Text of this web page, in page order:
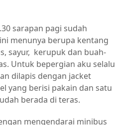
sarapan pagi sudah
menunya berupa kentang
sayur, kerupuk dan buah-
Untuk bepergian aku selalu
dilapis dengan jacket
yang berisi pakain dan satu
berada di teras.
mengendarai minibus